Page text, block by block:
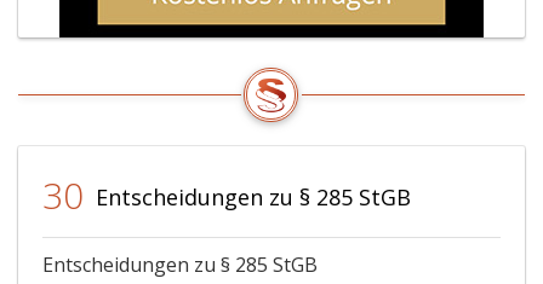
30 Entscheidungen zu § 285 StGB
Entscheidungen zu § 285 StGB